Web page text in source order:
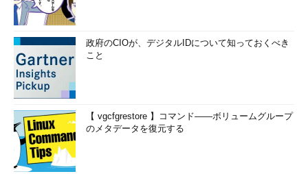
政府のCIOが、デジタルIDについて知っておくべき
こと
【 vgcfgrestore 】コマンド――ボリュームグループ
のメタデータを復元する